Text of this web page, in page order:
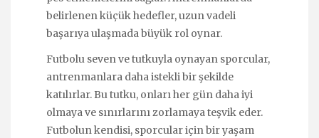
belirlenen küçük hedefler, uzun vadeli
başarıya ulaşmada büyük rol oynar.
Futbolu seven ve tutkuyla oynayan sporcular,
antrenmanlara daha istekli bir şekilde
katılırlar. Bu tutku, onları her gün daha iyi
olmaya ve sınırlarını zorlamaya teşvik eder.
Futbolun kendisi, sporcular için bir yaşam